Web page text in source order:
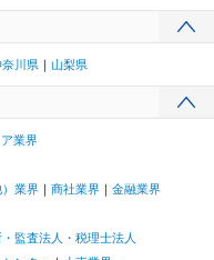
奈川県 山梨県
業界
）業界
商社業界
金融業界
監査法人・税理士法人